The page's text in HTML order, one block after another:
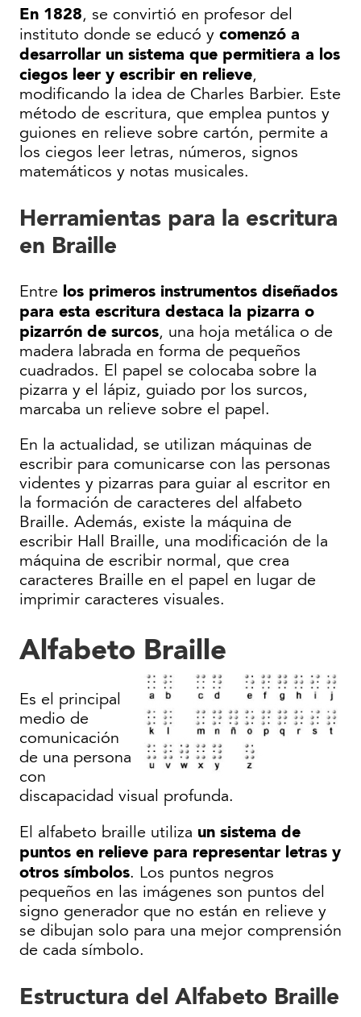
En 1828, se convirtió en profesor del
instituto donde se educó y comenzó a
desarrollar un sistema que permitiera a los
ciegos leer y escribir en relieve,
modificando la idea de Charles Barbier. Este
método de escritura, que emplea puntos y
guiones en relieve sobre cartón, permite a
los ciegos leer letras, números, signos
matemáticos y notas musicales.
Herramientas para la escritura
en Braille
Entre los primeros instrumentos diseñados
para esta escritura destaca la pizarra o
pizarrón de surcos, una hoja metálica o de
madera labrada en forma de pequeños
cuadrados. El papel se colocaba sobre la
pizarra y el lápiz, guiado por los surcos,
marcaba un relieve sobre el papel.
En la actualidad, se utilizan máquinas de
escribir para comunicarse con las personas
videntes y pizarras para guiar al escritor en
la formación de caracteres del alfabeto
Braille. Además, existe la máquina de
escribir Hall Braille, una modificación de la
máquina de escribir normal, que crea
caracteres Braille en el papel en lugar de
imprimir caracteres visuales.
Alfabeto Braille
Es el principal
medio de
comunicación
de una persona
con
discapacidad visual profunda.
El alfabeto braille utiliza un sistema de
puntos en relieve para representar letras y
otros símbolos. Los puntos negros
pequeños en las imágenes son puntos del
signo generador que no están en relieve y
se dibujan solo para una mejor comprensión
de cada símbolo.
Estructura del Alfabeto Braille